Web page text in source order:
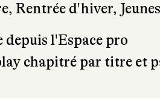
Rentrée d'hiver,
depuis l'Espace pro
chapitré par titre et